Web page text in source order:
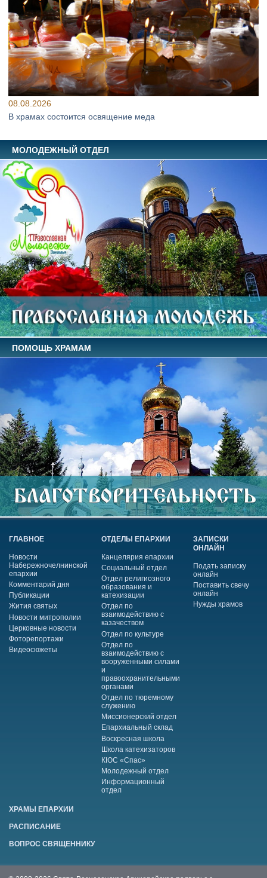
08.08.2026
В храмах состоится освящение меда
МОЛОДЕЖНЫЙ ОТДЕЛ
ПОМОЩЬ ХРАМАМ
ГЛАВНОЕ
Новости
Набережночелнинской
епархии
Комментарий дня
Публикации
Жития святых
Новости митрополии
Церковные новости
Фоторепортажи
Видеосюжеты
ОТДЕЛЫ ЕПАРХИИ
Канцелярия епархии
Социальный отдел
Отдел религиозного
образования и
катехизации
Отдел по
взаимодействию с
казачеством
Отдел по культуре
Отдел по
взаимодействию с
вооруженными силами
и
правоохранительными
органами
Отдел по тюремному
служению
Миссионерский отдел
Епархиальный склад
Воскресная школа
Школа катехизаторов
КЮС «Спас»
Молодежный отдел
Информационный
отдел
ЗАПИСКИ
ОНЛАЙН
Подать записку
онлайн
Поставить свечу
онлайн
Нужды храмов
ХРАМЫ ЕПАРХИИ
РАСПИСАНИЕ
ВОПРОС СВЯЩЕННИКУ